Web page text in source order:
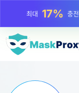
최대25%정